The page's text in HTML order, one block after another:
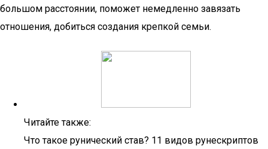
большом расстоянии, поможет немедленно завязать
отношения, добиться создания крепкой семьи.
Читайте также:
Что такое рунический став? 11 видов рунескриптов